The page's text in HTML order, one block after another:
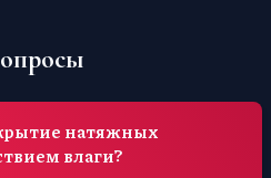
натяжных
влаги?